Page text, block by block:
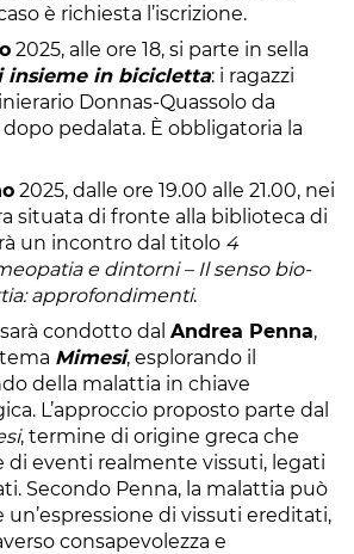
è richiesta l’iscrizione.
2025, alle ore 18, si parte in sella
insieme in bicicletta: i ragazzi
Donnas-Quassolo da
pedalata. È obbligatoria la
2025, dalle ore 19.00 alle 21.00, nei
situata di fronte alla biblioteca di
un incontro dal titolo 4
e dintorni – Il senso bio-
approfondimenti.
condotto dal Andrea Penna,
Mimesi, esplorando il
della malattia in chiave
L’approccio proposto parte dal
, termine di origine greca che
di eventi realmente vissuti, legati
Secondo Penna, la malattia può
un’espressione di vissuti ereditati,
consapevolezza e